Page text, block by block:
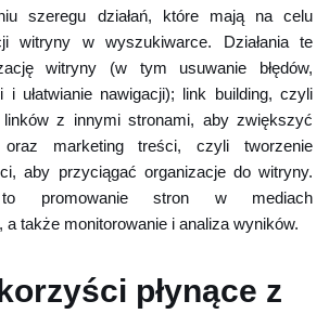
szeregu działań, które mają na celu
witryny w wyszukiwarce. Działania te
witryny (w tym usuwanie błędów,
i ułatwianie nawigacji); link building, czyli
z innymi stronami, aby zwiększyć
marketing treści, czyli tworzenie
aby przyciągać organizacje do witryny.
to promowanie stron w mediach
a także monitorowanie i analiza wyników.
płynące z